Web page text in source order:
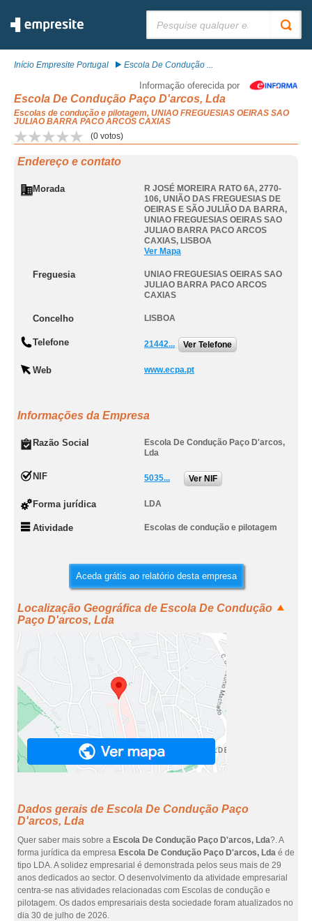
Início Empresite Portugal Escola De Condução ...
Informação oferecida por
Escola De Condução Paço D'arcos, Lda
Escolas de condução e pilotagem, UNIAO FREGUESIAS OEIRAS SAO
JULIAO BARRA PACO ARCOS CAXIAS
(0 votos)
Endereço e contato
Morada
R JOSÉ MOREIRA RATO 6A, 2770-
106, UNIÃO DAS FREGUESIAS DE
OEIRAS E SÃO JULIÃO DA BARRA,
UNIAO FREGUESIAS OEIRAS SAO
JULIAO BARRA PACO ARCOS
CAXIAS, LISBOA
Ver Mapa
Freguesia
UNIAO FREGUESIAS OEIRAS SAO
JULIAO BARRA PACO ARCOS
CAXIAS
Concelho LISBOA
Telefone 21442... Ver Telefone
Web www.ecpa.pt
Informações da Empresa
Razão Social
Escola De Condução Paço D'arcos,
Lda
NIF 5035... Ver NIF
Forma jurídica LDA
Atividade Escolas de condução e pilotagem
Aceda grátis ao relatório desta empresa
Localização Geográfica de Escola De Condução
Paço D'arcos, Lda
Dados gerais de Escola De Condução Paço
D'arcos, Lda
Quer saber mais sobre a Escola De Condução Paço D'arcos, Lda?. A
forma jurídica da empresa Escola De Condução Paço D'arcos, Lda é de
tipo LDA. A solidez empresarial é demonstrada pelos seus mais de 29
anos dedicados ao sector. O desenvolvimento da atividade empresarial
centra-se nas atividades relacionadas com Escolas de condução e
pilotagem. Os dados empresariais desta sociedade foram atualizados no
dia 30 de julho de 2026.